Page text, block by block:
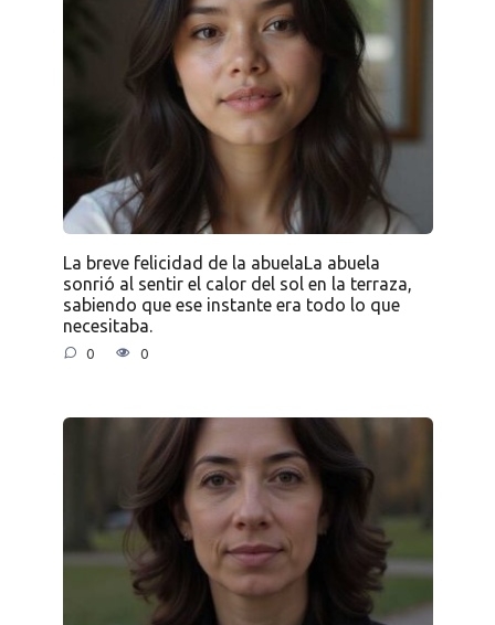
La breve felicidad de la abuelaLa abuela
sonrió al sentir el calor del sol en la terraza,
sabiendo que ese instante era todo lo que
necesitaba.
0 0